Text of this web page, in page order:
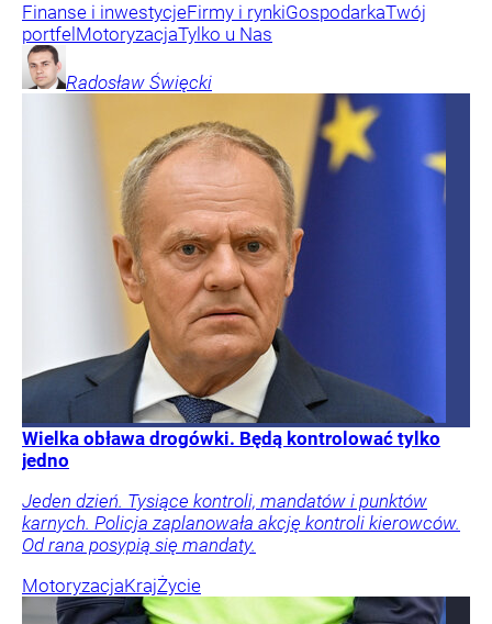
Finanse i inwestycjeFirmy i rynkiGospodarkaTwój
portfel MotoryzacjaTylko u Nas
Radosław Święcki
Wielka obława drogówki. Będą kontrolować tylko
jedno
Jeden dzień. Tysiące kontroli, mandatów i punktów
karnych. Policja zaplanowała akcję kontroli kierowców.
Od rana posypią się mandaty.
MotoryzacjaKrajŻycie